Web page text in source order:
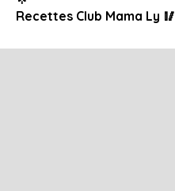
Recettes Club Mama Ly 🥢